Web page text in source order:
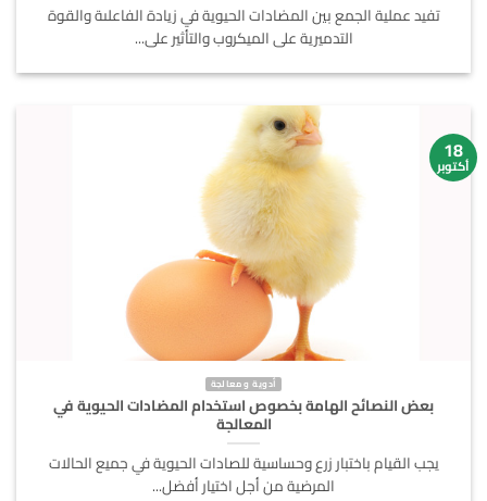
تفيد عملية الجمع بين المضادات الحيوية في زيادة الفاعلىة والقوة
التدميرية على الميكروب والتأثير على...
أدوية و معالجة
بعض النصائح الهامة بخصوص استخدام المضادات الحيوية في
المعالجة
يجب القيام باختبار زرع وحساسية للصادات الحيوية في جميع الحالات
المرضية من أجل اختيار أفضل...
18
أكتوبر